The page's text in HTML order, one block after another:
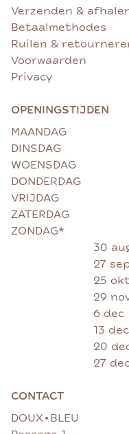
Verzenden &
Betaalmethodes
Ruilen &
Voorwaarden
Privacy
OPENINGSTIJDEN
MAANDAG
DINSDAG
WOENSDAG
DONDERDAG
VRIJDAG
ZATERDAG
ZONDAG*
30
27
25
29
6 dec
13 dec
20
27
CONTACT
DOUX • BLEU